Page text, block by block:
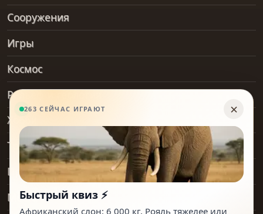
Сооружения
Игры
Космос
Рельеф и геология
Хобби
Транспорт
Предметы
Места